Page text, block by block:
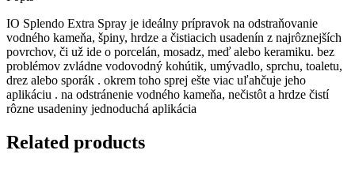
IO Splendo Extra Spray je ideálny prípravok na odstraňovanie
vodného kameňa, špiny, hrdze a čistiacich usadenín z najrôznejších
povrchov, či už ide o porcelán, mosadz, meď alebo keramiku. bez
problémov zvládne vodovodný kohútik, umývadlo, sprchu, toaletu,
drez alebo sporák . okrem toho sprej ešte viac uľahčuje jeho
aplikáciu . na odstránenie vodného kameňa, nečistôt a hrdze čistí
rôzne usadeniny jednoduchá aplikácia
Related products